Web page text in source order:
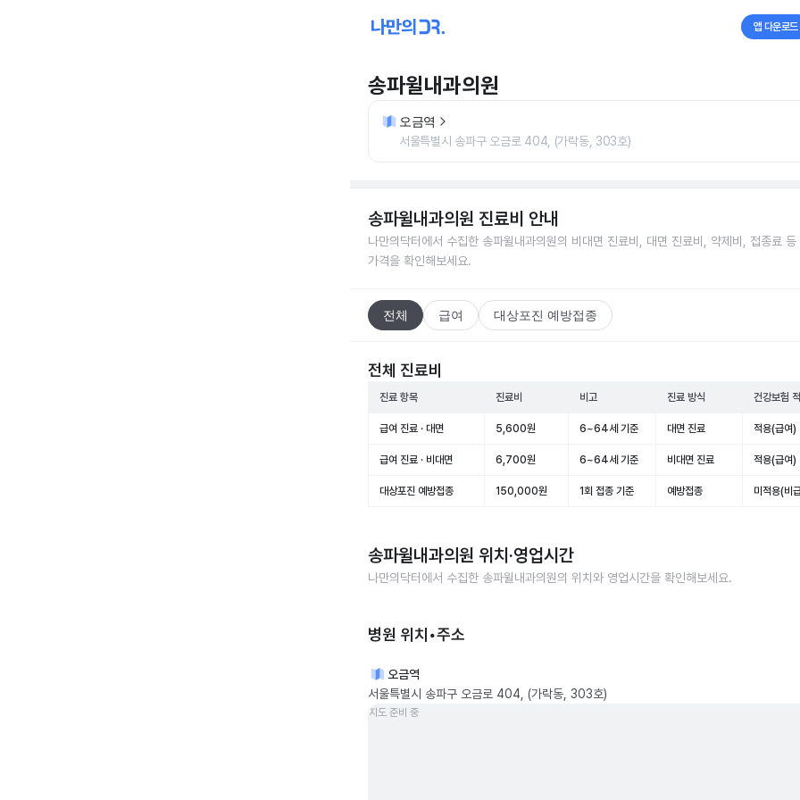
앱 다운로드
송파윌내과의원
오금역
서울특별시 송파구 오금로 404, (가락동, 303호)
송파윌내과의원 진료비 안내
나만의닥터에서 수집한 송파윌내과의원의 비대면 진료비, 대면 진료비, 약제비, 접종료 등
가격을 확인해보세요.
전체 급여 대상포진 예방접종
전체 진료비
진료 항목 진료비 비고 진료 방식 건강보험
급여 진료 · 대면 5,600원 6~64세 기준 대면 진료 적용(급여)
급여 진료 · 비대면 6,700원 6~64세 기준 비대면 진료 적용(급여)
대상포진 예방접종 150,000원 1회 접종 기준 예방접종 미적용(비
송파윌내과의원 위치·영업시간
나만의닥터에서 수집한 송파윌내과의원의 위치와 영업시간을 확인해보세요.
병원 위치•주소
오금역
서울특별시 송파구 오금로 404, (가락동, 303호)
지도 준비 중